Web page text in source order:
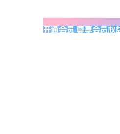
开通会员 尊享会员权